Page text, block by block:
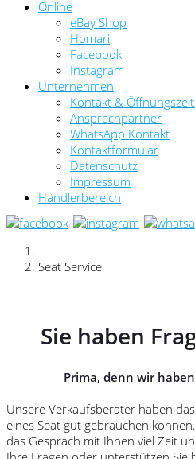
Online
eBay Shop
Homari
Facebook
Instagram
Unternehmen
Kontakt &
Ansprechpartner
WhatsApp Kontakt
Kontaktformular
Datenschutz
Impressum
Händlerbereich
Seat Service
Sie haben
Prima, denn wir
Unsere Verkaufsberater haben
eines Seat gut gebrauchen
das Gespräch mit Ihnen viel Zeit